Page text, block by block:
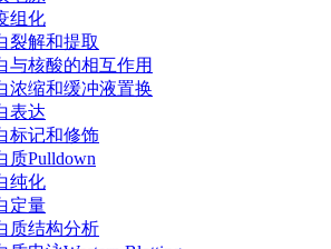
组化
裂解和提取
与核酸的相互作用
浓缩和缓冲液置换
表达
标记和修饰
质Pulldown
纯化
定量
质结构分析